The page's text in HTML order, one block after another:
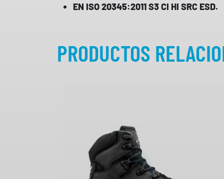
EN ISO 20345:2011 S3 CI HI SRC ESD.
PRODUCTOS